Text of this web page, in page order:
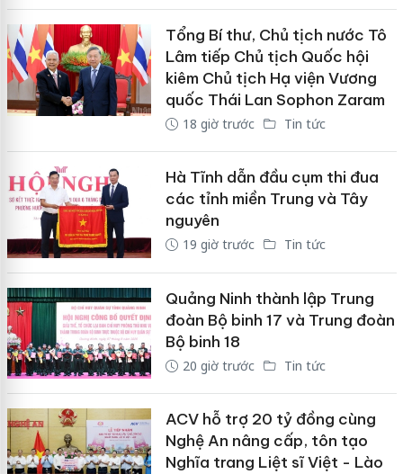
Tổng Bí thư, Chủ tịch nước Tô
Lâm tiếp Chủ tịch Quốc hội
kiêm Chủ tịch Hạ viện Vương
quốc Thái Lan Sophon Zaram
18 giờ trước Tin tức
Hà Tĩnh dẫn đầu cụm thi đua
các tỉnh miền Trung và Tây
nguyên
19 giờ trước Tin tức
Quảng Ninh thành lập Trung
đoàn Bộ binh 17 và Trung đoàn
Bộ binh 18
20 giờ trước Tin tức
ACV hỗ trợ 20 tỷ đồng cùng
Nghệ An nâng cấp, tôn tạo
Nghĩa trang Liệt sĩ Việt - Lào